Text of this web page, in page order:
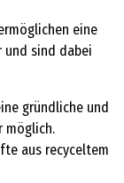
eine
und sind dabei
gründliche und
möglich.
aus recyceltem